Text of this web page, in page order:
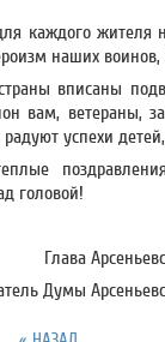
каждого жителя
наших
вписаны
вам, ветераны,
успехи
головой!
Глава
Думы